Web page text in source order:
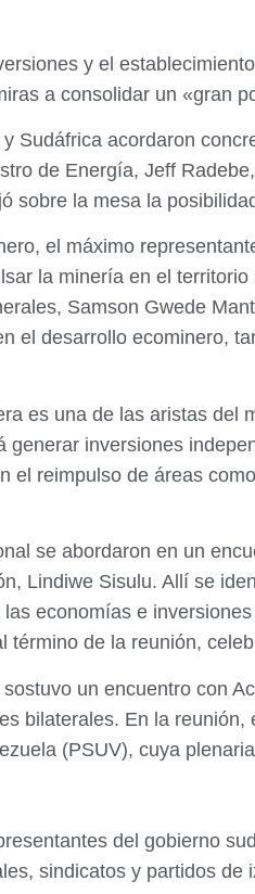
y el
a consolidar un «gran
Sudáfrica acordaron
de Energía, Jeff
sobre la mesa la
el máximo
la minería en el
Samson Gwede
el desarrollo ecominero,
es una de las aristas del
generar inversiones
el reimpulso de áreas
se abordaron en un
Lindiwe Sisulu. Allí se
economías e
término de la reunión,
un encuentro con
bilaterales. En la
(PSUV), cuya
del gobierno
sindicatos y partidos de